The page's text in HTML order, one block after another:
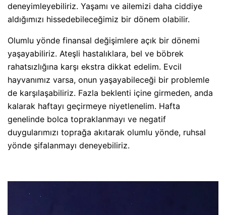
deneyimleyebiliriz. Yaşamı ve ailemizi daha ciddiye
aldığımızı hissedebileceğimiz bir dönem olabilir.
Olumlu yönde finansal değişimlere açık bir dönemi
yaşayabiliriz. Ateşli hastalıklara, bel ve böbrek
rahatsızlığına karşı ekstra dikkat edelim. Evcil
hayvanımız varsa, onun yaşayabileceği bir problemle
de karşılaşabiliriz. Fazla beklenti içine girmeden, anda
kalarak haftayı geçirmeye niyetlenelim. Hafta
genelinde bolca topraklanmayı ve negatif
duygularımızı toprağa akıtarak olumlu yönde, ruhsal
yönde şifalanmayı deneyebiliriz.